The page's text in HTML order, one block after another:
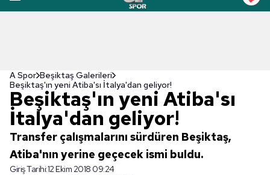
A Spor Beşiktaş Galerileri
Beşiktaş'ın yeni Atiba'sı İtalya'dan geliyor!
Beşiktaş'ın yeni Atiba'sı
İtalya'dan geliyor!
Transfer çalışmalarını sürdüren Beşiktaş,
Atiba'nın yerine geçecek ismi buldu.
Giriş Tarihi:12 Ekim 2018 09:24